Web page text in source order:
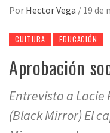
Por Hector Vega / 19 de
CULTURA EDUCACIÓN
Aprobación
Entrevista a Lacie
(Black Mirror) El